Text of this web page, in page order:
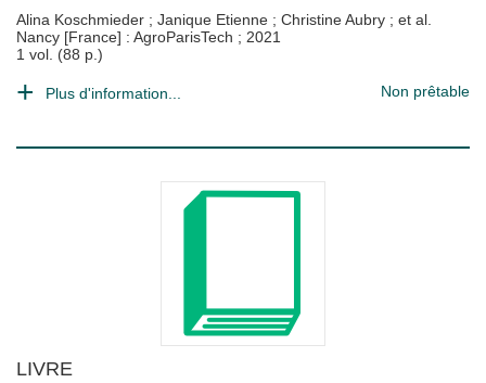
Alina Koschmieder ; Janique Etienne ; Christine Aubry ; et al.
Nancy [France] : AgroParisTech ; 2021
1 vol. (88 p.)
Plus d'information... Non prêtable
LIVRE